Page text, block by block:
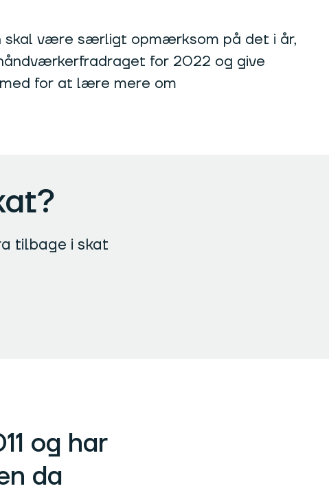
skal være særligt opmærksom på det i år,
for 2022 og give
for at lære mere om
tilbage i skat
og har
da